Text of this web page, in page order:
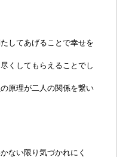
してあげることで幸せを
くしてもらえることでし
原理が二人の関係を繋い
ない限り気づかれにく